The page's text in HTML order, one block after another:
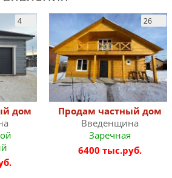
4
дом
26
Продам частный дом
Введенщина
Заречная
6400 тыс.руб.